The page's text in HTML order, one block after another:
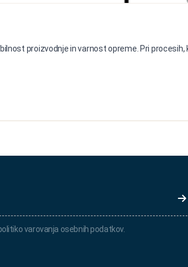
proizvodnje in varnost opreme. Pri procesih,
varovanja osebnih podatkov.